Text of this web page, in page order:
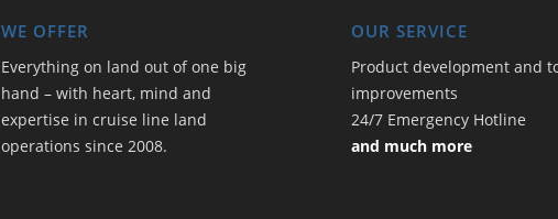
WE OFFER
Everything on land out of one big
hand – with heart, mind and
expertise in cruise line land
operations since 2008.
OUR SERVICE
Product development and
improvements
24/7 Emergency Hotline
and much more